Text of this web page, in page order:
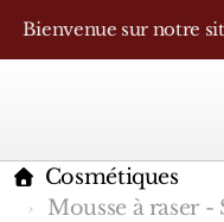
Bienvenue sur notre
Cosmétiques
Mousse à raser -